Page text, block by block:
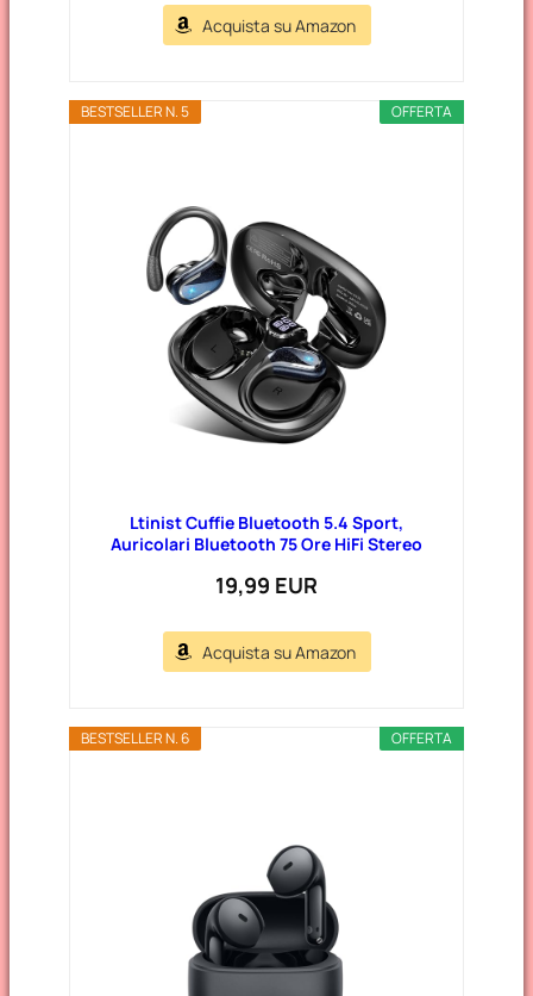
Acquista su Amazon
OFFERTA
BESTSELLER N. 5
Ltinist Cuffie Bluetooth 5.4 Sport,
Auricolari Bluetooth 75 Ore HiFi Stereo
19,99 EUR
Acquista su Amazon
OFFERTA
BESTSELLER N. 6